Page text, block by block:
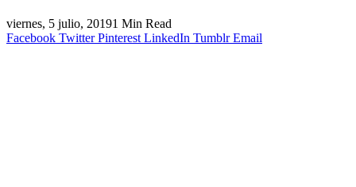
viernes, 5 julio, 20191 Min Read
Facebook Twitter Pinterest LinkedIn Tumblr Email